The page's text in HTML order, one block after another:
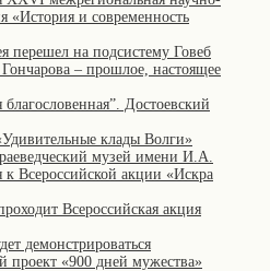
«История и современность
перешел на подсистему Говеб
– прошлое, настоящее
Достоевский
клады Волги»
музей имени И.А.
к Всероссийской акции «Искра
Всероссийская акция
демонстрироваться
проект «900 дней мужества»